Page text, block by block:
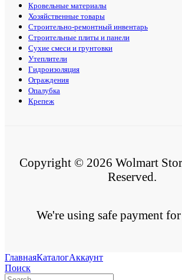
Кровельные материалы
Хозяйственные товары
Строительно-ремонтный инвентарь
Строительные плиты и панели
Сухие смеси и грунтовки
Утеплители
Гидроизоляция
Ограждения
Опалубка
Крепеж
Copyright © 2026 Wolmart
Reserved.
We're using safe payment for
ГлавнаяКаталогАккаунт
Поиск